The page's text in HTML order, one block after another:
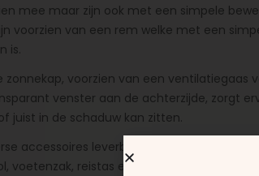
mee maar zijn ook met een simpele
voorzien van een rem welke met een
is.
voorzien van een ventilatiegaas
venster aan de achterzijde, zorgt
juist in de schaduw kan zitten.
accessoires leverbaar zoals een
voetenzak, reistas etc. Je vind deze